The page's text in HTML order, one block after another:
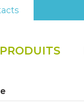
PRODUITS